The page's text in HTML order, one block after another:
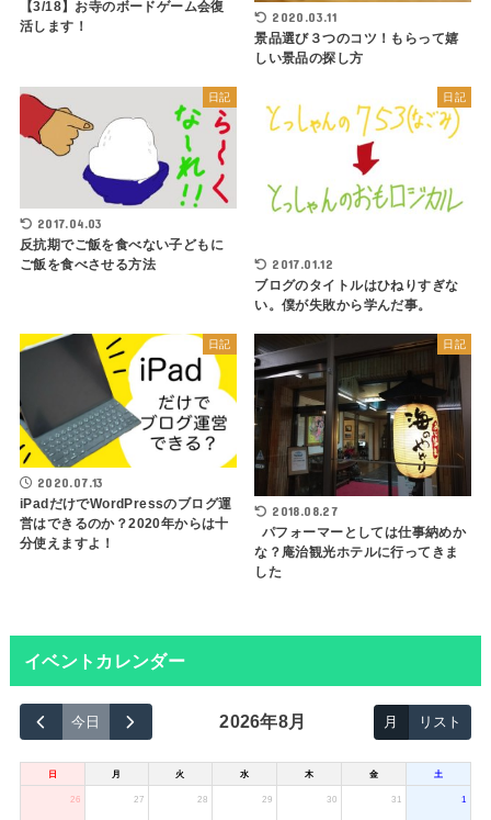
【3/18】お寺のボードゲーム会復
活します！
2020.03.11
景品選び３つのコツ！もらって嬉
しい景品の探し方
日記
2017.04.03
反抗期でご飯を食べない子どもに
ご飯を食べさせる方法
日記
2017.01.12
ブログのタイトルはひねりすぎな
い。僕が失敗から学んだ事。
日記
2020.07.13
iPadだけでWordPressのブログ運
営はできるのか？2020年からは十
分使えますよ！
日記
2018.08.27
パフォーマーとしては仕事納めか
な？庵治観光ホテルに行ってきま
した
イベントカレンダー
今日 2026年8月 月 リスト
日 月 火 水 木 金 土
26 27 28 29 30 31 1